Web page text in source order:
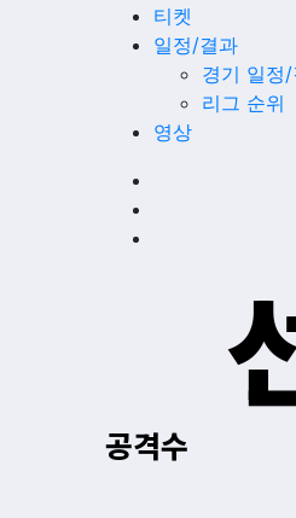
티켓
일정/결과
경기 일정
리그 순위
영상
공격수